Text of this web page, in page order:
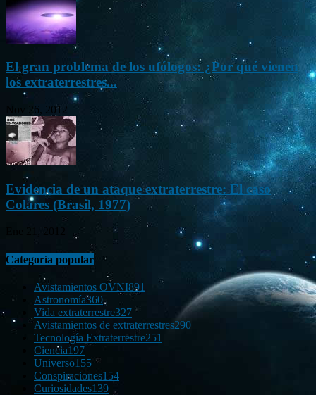
El gran problema de los ufólogos: ¿Por qué vienen
los extraterrestres...
Nov 26, 2012
Evidencia de un ataque extraterrestre: El caso
Colares (Brasil, 1977)
Categoría popular
Avistamientos OVNI891
Astronomía360
Vida extraterrestre327
Avistamientos de extraterrestres290
Tecnología Extraterrestre251
Ciencia197
Universo155
Conspiraciones154
Curiosidades139